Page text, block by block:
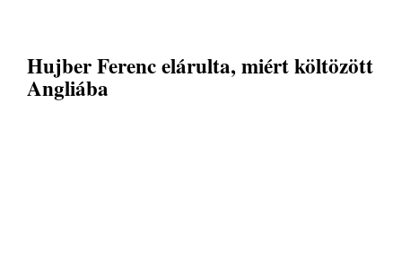
Hujber Ferenc elárulta, miért költözött
Angliába